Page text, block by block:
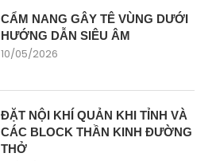
CẨM NANG GÂY TÊ VÙNG DƯỚI
HƯỚNG DẪN SIÊU ÂM
10/05/2026
ĐẶT NỘI KHÍ QUẢN KHI TỈNH VÀ
CÁC BLOCK THẦN KINH ĐƯỜNG
THỞ